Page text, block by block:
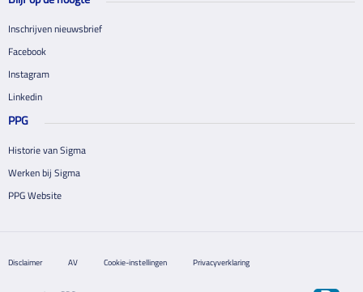
Inschrijven nieuwsbrief
Facebook
Instagram
Linkedin
PPG
Historie van Sigma
Werken bij Sigma
PPG Website
Disclaimer AV Cookie-instellingen Privacyverklaring